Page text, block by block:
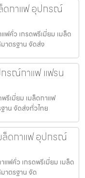
ล็ดกาแฟ อุปกรณ์
ฟคั่ว เกรดพรีเมี่ยม เมล็ด
าตรฐาน จัดส่ง
กรณ์กาแฟ แฟรน
รีเมี่ยม เมล็ดกาแฟ
าน จัดส่งทั่วไทย
ล็ดกาแฟ อุปกรณ์
แฟคั่ว เกรดพรีเมี่ยม เมล็ด
าตรฐาน จัด